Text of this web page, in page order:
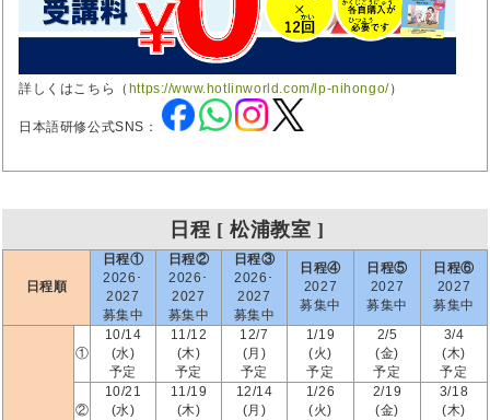
詳しくはこちら（ https://www.hotlinworld.com/lp-nihongo/）
日本語研修公式SNS：
日程 [ 松浦教室 ]
日程順
日程①
2026･
2027
募集中
日程②
2026･
2027
募集中
日程③
2026･
2027
募集中
日程④
2027
募集中
日程⑤
2027
募集中
日程⑥
2027
募集中
①
10/14
(水)
予定
11/12
(木)
予定
12/7
(月)
予定
1/19
(火)
予定
2/5
(金)
予定
3/4
(木)
予定
②
10/21
(水)
11/19
(木)
12/14
(月)
1/26
(火)
2/19
(金)
3/18
(木)